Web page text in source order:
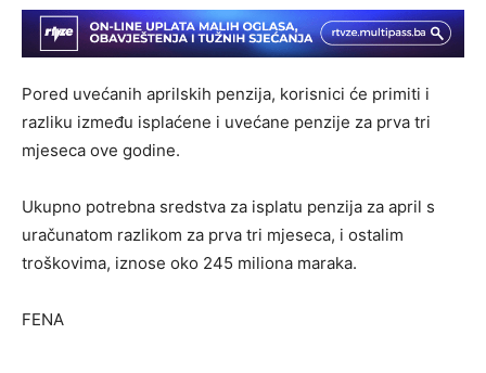
Pored uvećanih aprilskih penzija, korisnici će primiti i
razliku između isplaćene i uvećane penzije za prva tri
mjeseca ove godine.
Ukupno potrebna sredstva za isplatu penzija za april s
uračunatom razlikom za prva tri mjeseca, i ostalim
troškovima, iznose oko 245 miliona maraka.
FENA